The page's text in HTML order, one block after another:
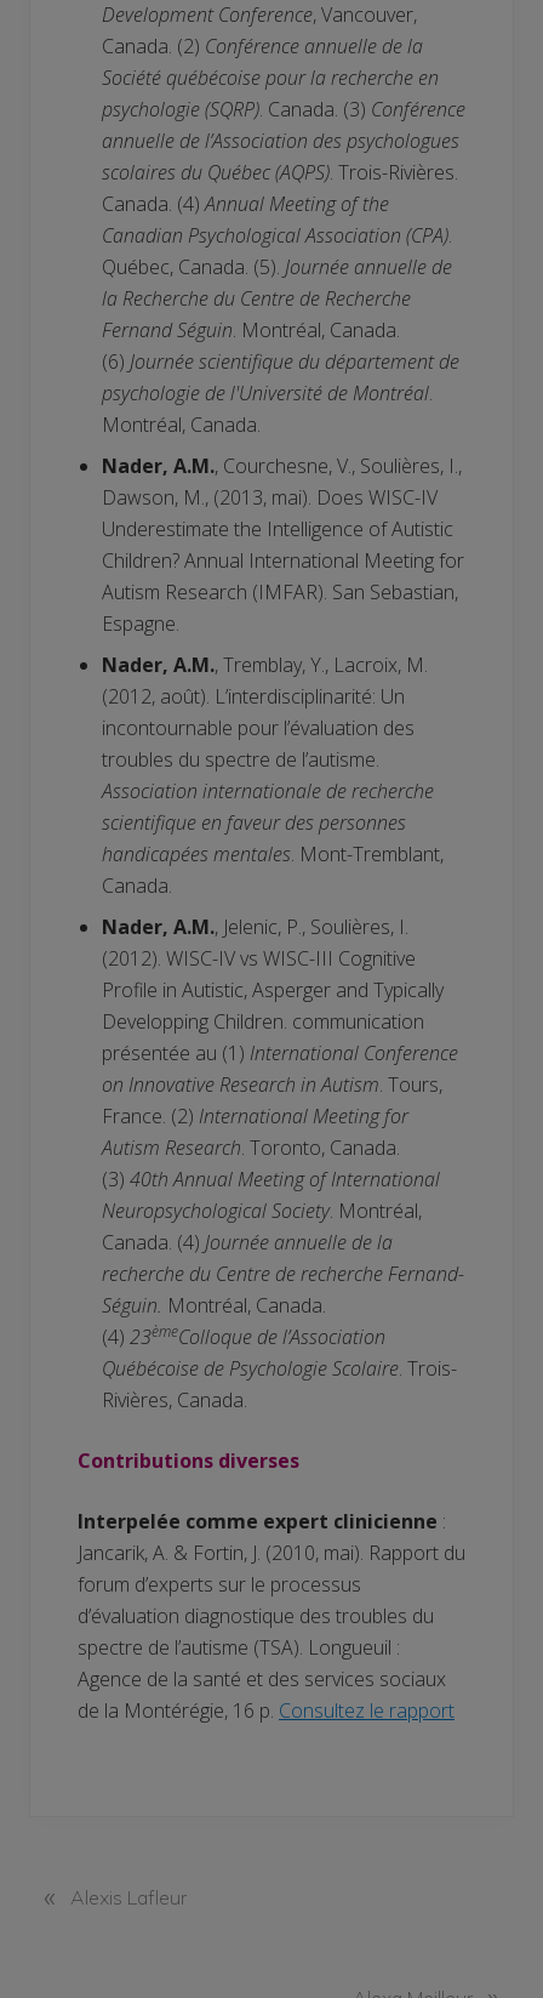
Development Conference, Vancouver,
Canada. (2) Conférence annuelle de la
Société québécoise pour la recherche en
psychologie (SQRP). Canada. (3) Conférence
annuelle de l’Association des psychologues
scolaires du Québec (AQPS). Trois-Rivières.
Canada. (4)Annual Meeting of the
Canadian Psychological Association (CPA).
Québec, Canada. (5). Journée annuelle de
la Recherche du Centre de Recherche
Fernand Séguin. Montréal, Canada.
(6) Journée scientifique du département de
psychologie de l'Université de Montréal.
Montréal, Canada.
Nader, A.M., Courchesne, V., Soulières, I.,
Dawson, M., (2013, mai). Does WISC-IV
Underestimate the Intelligence of Autistic
Children? Annual International Meeting for
Autism Research (IMFAR). San Sebastian,
Espagne.
Nader, A.M., Tremblay, Y., Lacroix, M.
(2012, août). L’interdisciplinarité: Un
incontournable pour l’évaluation des
troubles du spectre de l’autisme.
Association internationale de recherche
scientifique en faveur des personnes
handicapées mentales. Mont-Tremblant,
Canada.
Nader, A.M., Jelenic, P., Soulières, I.
(2012). WISC-IV vs WISC-III Cognitive
Profile in Autistic, Asperger and Typically
Developping Children. communication
présentée au (1) International Conference
on Innovative Research in Autism. Tours,
France. (2) International Meeting for
Autism Research. Toronto, Canada.
(3) 40th Annual Meeting of International
Neuropsychological Society. Montréal,
Canada. (4) Journée annuelle de la
recherche du Centre de recherche Fernand-
Séguin. Montréal, Canada.
(4) 23èmeColloque de l’Association
Québécoise de Psychologie Scolaire. Trois-
Rivières, Canada.
Contributions diverses
Interpelée comme expert clinicienne :
Jancarik, A. & Fortin, J. (2010, mai). Rapport du
forum d’experts sur le processus
d’évaluation diagnostique des troubles du
spectre de l’autisme (TSA). Longueuil :
Agence de la santé et des services sociaux
de la Montérégie, 16 p. Consultez le rapport
P
« Alexis Lafleur